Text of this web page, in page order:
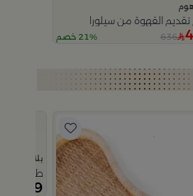
هوم
القهوة من سيلورا
636 21% خصم
بلندز هوم
طقم فناجيل قهوة 6 قطع
179